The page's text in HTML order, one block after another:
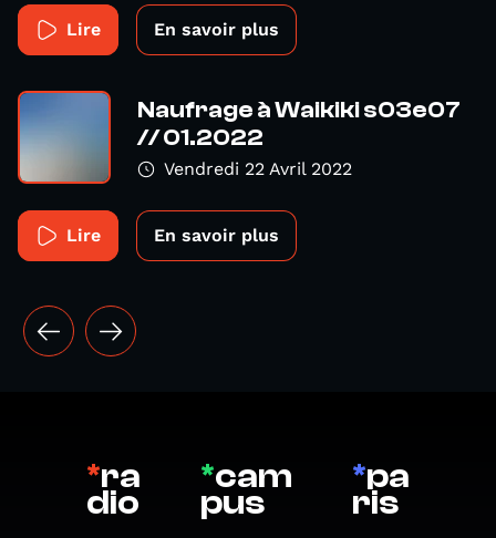
Lire En savoir plus
Naufrage à Waikiki s03e07
// 01.2022
Vendredi 22 Avril 2022
Lire En savoir plus
*ra
dio
*cam
pus
*pa
ris